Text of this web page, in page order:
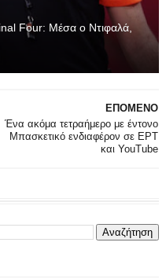
Four: Μέσα ο Ντιφαλά,
ΕΠΟΜΕΝΟ
Ένα ακόμα τετραήμερο με έντονο
Μπασκετικό ενδιαφέρον σε ΕΡΤ
και YouTube